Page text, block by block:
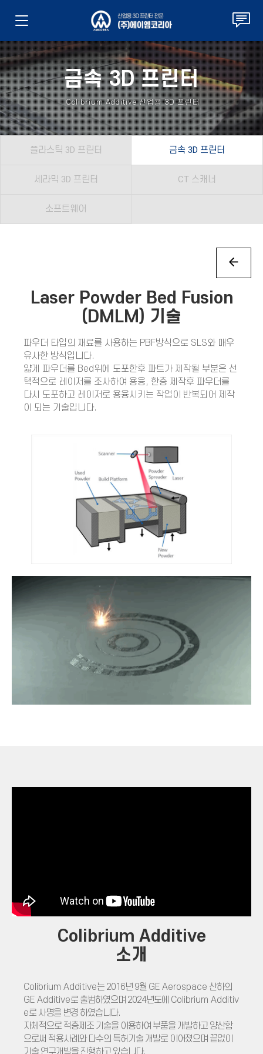
금속 3D 프린터
Colibrium Additive 산업용 3D 프린터
플라스틱 3D 프린터 금속 3D 프린터
세라믹 3D 프린터 CT 스캐너
소프트웨어
Laser Powder Bed Fusion
(DMLM) 기술
파우더 타입의 재료를 사용하는 PBF방식으로 SLS와 매우
유사한 방식입니다.
얇게 파우더를 Bed위에 도포한후 파트가 제작될 부분은 선
택적으로 레이저를 조사하여 용융, 한층 제작후 파우더를
다시 도포하고 레이저로 용융시키는 작업이 반복되어 제작
이 되는 기술입니다.
Colibrium Additive
소개
Colibrium Additive는 2016년 9월 GE Aerospace 산하의
GE Additive로 출범하였으며 2024년도에 Colibrium Additiv
e로 사명을 변경 하였습니다.
자체적으로 적층제조 기술을 이용하여 부품을 개발하고 양산함
으로써 적용사례와 다수의 특허기술 개발로 이어졌으며 끝없이
기술 연구개발을 진행하고 있습니다.